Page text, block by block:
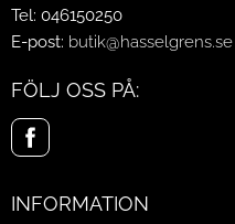
Tel: 046150250
E-post: butik@hasselgrens.se
FÖLJ OSS PÅ:
INFORMATION